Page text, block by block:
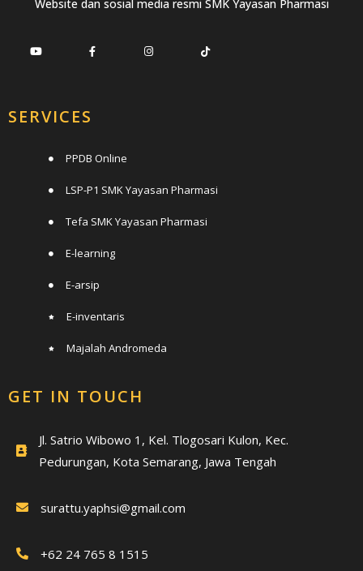
Website dan sosial media resmi SMK Yayasan Pharmasi
SERVICES
PPDB Online
LSP-P1 SMK Yayasan Pharmasi
Tefa SMK Yayasan Pharmasi
E-learning
E-arsip
E-inventaris
Majalah Andromeda
GET IN TOUCH
Jl. Satrio Wibowo 1, Kel. Tlogosari Kulon, Kec.
Pedurungan, Kota Semarang, Jawa Tengah
surattu.yaphsi@gmail.com
+62 24 765 8 1515